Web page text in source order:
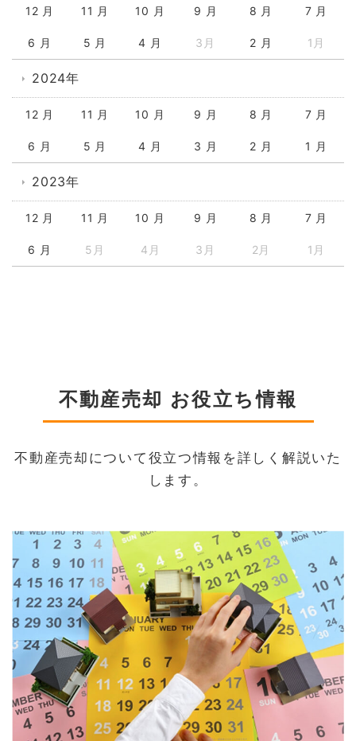
12 月 11 月 10 月 9 月 8 月 7 月
6 月 5 月 4 月 3月 2 月 1月
2024年
12 月 11 月 10 月 9 月 8 月 7 月
6 月 5 月 4 月 3 月 2 月 1 月
2023年
12 月 11 月 10 月 9 月 8 月 7 月
6 月 5月 4月 3月 2月 1月
不動産売却 お役立ち情報
不動産売却について役立つ情報を詳しく解説いた
します。